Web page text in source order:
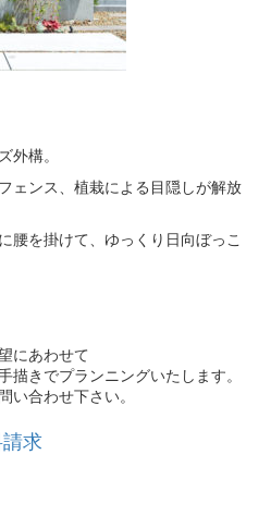
外構。
ェンス、植栽による目隠しが解放
腰を掛けて、ゆっくり日向ぼっこ
にあわせて
きでプランニングいたします。
い合わせ下さい。
求